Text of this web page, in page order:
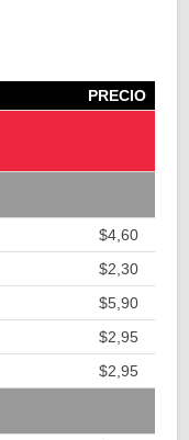
PRECIO
$4,60
$2,30
$5,90
$2,95
$2,95